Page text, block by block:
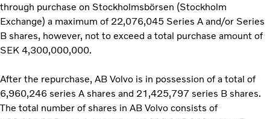
through purchase on Stockholmsbörsen (Stockholm
Exchange) a maximum of 22,076,045 Series A and/or Series
B shares, however, not to exceed a total purchase amount of
SEK 4,300,000,000.
After the repurchase, AB Volvo is in possession of a total of
6,960,246 series A shares and 21,425,797 series B shares.
The total number of shares in AB Volvo consists of